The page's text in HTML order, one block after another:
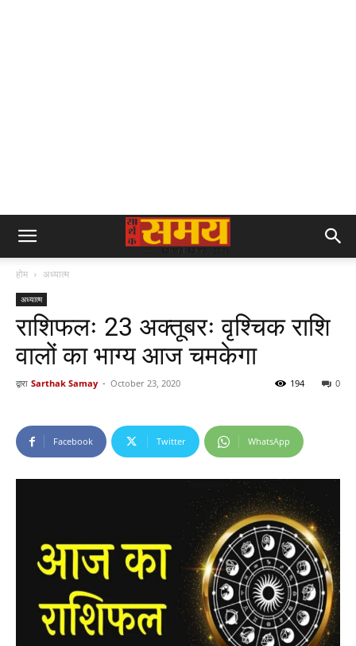
होम अध्यात्म
अध्यात्म
राशिफलः 23 अक्तूबरः वृश्चिक राशि
वालों का भाग्य आज चमकेगा
द्वारा Sarthak Samay - October 23, 2020 0
194
Facebook Twitter WhatsApp